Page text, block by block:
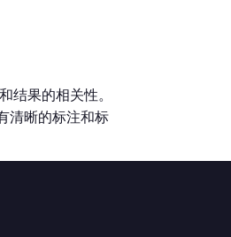
结果的相关性。
清晰的标注和标